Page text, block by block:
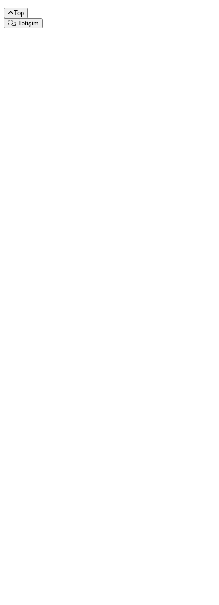
Top
İletişim